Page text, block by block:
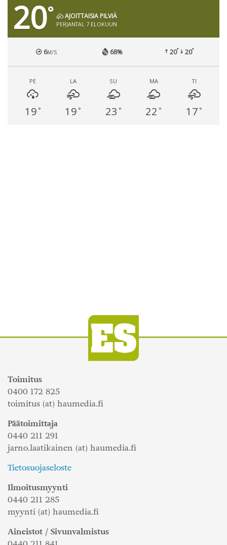
20° AJOITTAISIA PILVIÄ
PERJANTAI, 7 ELOKUUN
6M/S 68% 20° 20°
PE
19 °
LA
19 °
SU
23 °
MA
22 °
TI
17 °
Toimitus
0400 172 825
toimitus (at) haumedia.fi
Päätoimittaja
0440 211 291
jarno.laatikainen (at) haumedia.fi
Tietosuojaseloste
Ilmoitusmyynti
0440 211 285
myynti (at) haumedia.fi
Aineistot / Sivunvalmistus